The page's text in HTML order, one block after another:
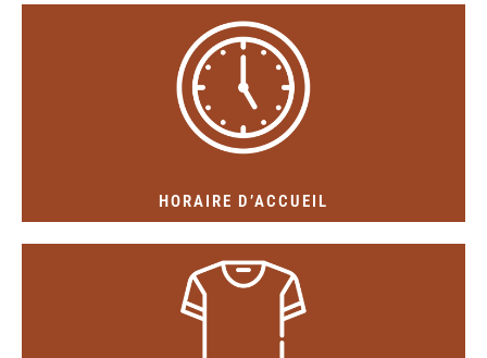
HORAIRE D’ACCUEIL
Tous les jours. Rendez-vous entre 14h00 et 17h30.
Merci de nous confirmer votre horaire d’arrivée. Pour
les arriver tardive, prevenez-nous pour profiter d'une
arrivée autonome.
(pantalons, baskets ou chaussures de marche)